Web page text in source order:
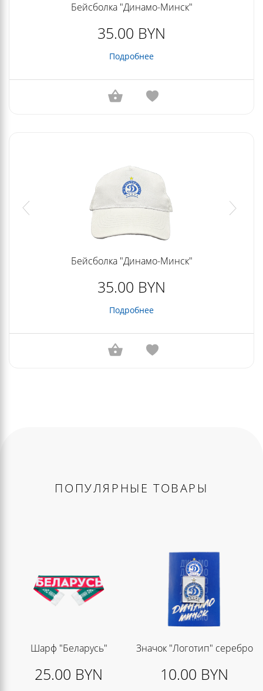
Бейсболка "Динамо-Минск"
35.00 BYN
Подробнее
Бейсболка "Динамо-Минск"
35.00 BYN
Подробнее
ПОПУЛЯРНЫЕ ТОВАРЫ
Шарф "Беларусь"
25.00 BYN
Значок "Логотип" серебро
10.00 BYN